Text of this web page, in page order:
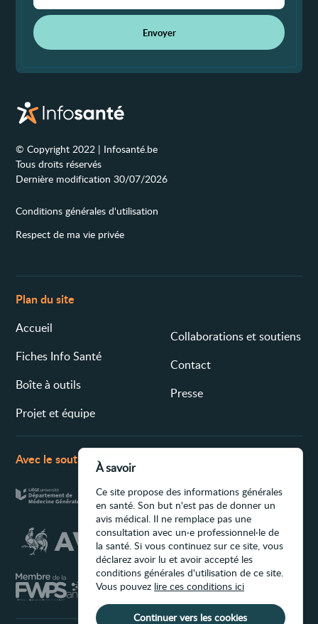
Envoyer
© Copyright 2022 | Infosanté.be
Tous droits réservés
Dernière modification 30/07/2026
Conditions générales d'utilisation
Respect de ma vie privée
Plan du site
Accueil
Fiches Info Santé
Boîte à outils
Projet et équipe
Collaborations et soutiens
Contact
Presse
Avec le soutien de
À savoir
Ce site propose des informations générales
en santé. Son but n'est pas de donner un
avis médical. Il ne remplace pas une
consultation avec un·e professionnel·le de
la santé. Si vous continuez sur ce site, vous
déclarez avoir lu et avoir accepté les
conditions générales d'utilisation de ce site.
Vous pouvez lire ces conditions ici
Continuer vers les cookies